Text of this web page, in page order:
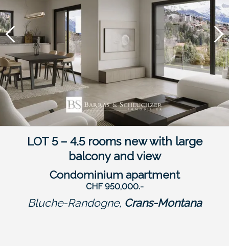
LOT 5 – 4.5 rooms new with large
balcony and view
Condominium apartment
CHF 950,000.-
Bluche-Randogne, Crans-Montana